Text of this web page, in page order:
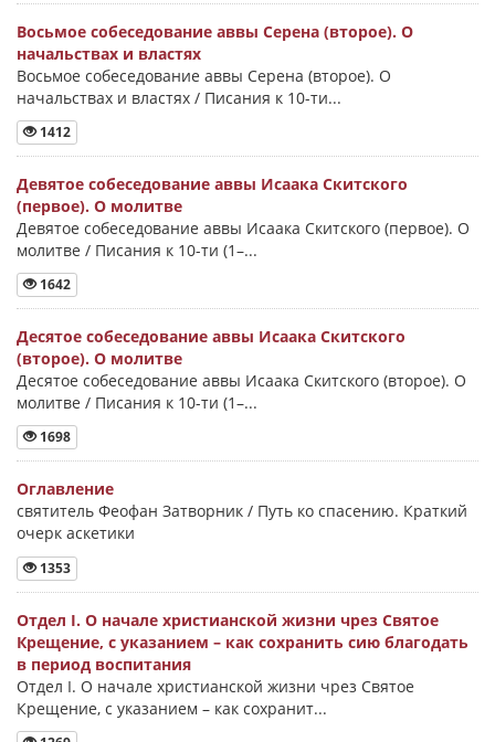
Восьмое собеседование аввы Серена (второе). О
начальствах и властях
Восьмое собеседование аввы Серена (второе). О
начальствах и властях / Писания к 10-ти...
1412
Девятое собеседование аввы Исаака Скитского
(первое). О молитве
Девятое собеседование аввы Исаака Скитского (первое). О
молитве / Писания к 10-ти (1–...
1642
Десятое собеседование аввы Исаака Скитского
(второе). О молитве
Десятое собеседование аввы Исаака Скитского (второе). О
молитве / Писания к 10-ти (1–...
1698
Оглавление
святитель Феофан Затворник / Путь ко спасению. Краткий
очерк аскетики
1353
Отдел I. О начале христианской жизни чрез Святое
Крещение, с указанием – как сохранить сию благодать
в период воспитания
Отдел I. О начале христианской жизни чрез Святое
Крещение, с указанием – как сохранит...